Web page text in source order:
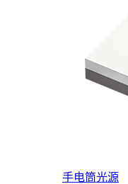
手电筒光源